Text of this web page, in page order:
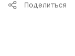
Поделиться